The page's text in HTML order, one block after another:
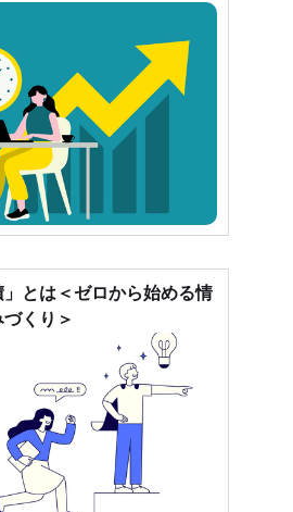
」とは＜ゼロから始める情
くり＞